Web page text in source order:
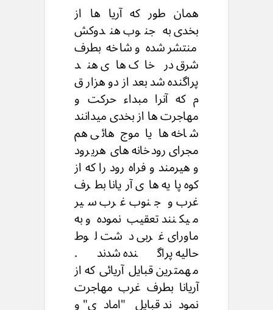
همان طور که آریا ها از
بخدی به جنوب هندوکش
منتشر شده و شاخه بطرف
شرق در خاک های هند
پراگنده شد بعد از دو هزار ق
م که آنرا مبداء حرکت و
مهاجرت ها از بخدی میدانند
شاخه ها یا موج هائی هم
مجرای رودخانه های هریرود
و هیرمند و فراه رود را که از
کوه پایه های آریانا بطرف
غرب و جنوب غرب سیر
میکنند تعقیب نموده و به
ماورای غربی دشت لوط
حالیه پراگنده شدند.
مهمترین قبایل آریائی که از
آریانا بطرف غرب مهاجرت
نمودند قبایل "امادی" و